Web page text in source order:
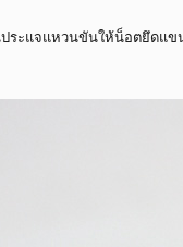
ประแจแหวนขันให้น็อตยึด